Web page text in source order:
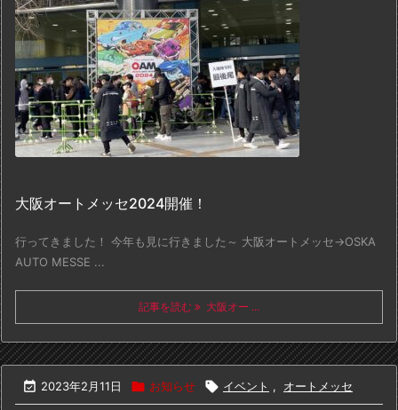
大阪オートメッセ2024開催！
行ってきました！ 今年も見に行きました～ 大阪オートメッセ→OSKA
AUTO MESSE ...
記事を読む 大阪オー ...
 2023年2月11日  お知らせ  イベント , オートメッセ